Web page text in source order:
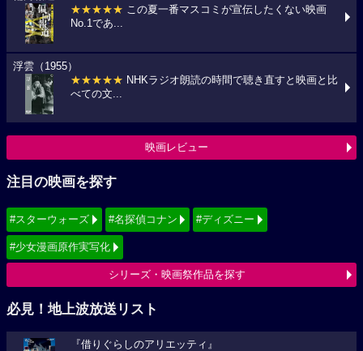
★★★★★ この夏一番マスコミが宣伝したくない映画
No.1であ...
浮雲（1955）
★★★★★ NHKラジオ朗読の時間で聴き直すと映画と比
べての文...
映画レビュー
注目の映画を探す
#スターウォーズ #名探偵コナン #ディズニー
#少女漫画原作実写化
シリーズ・映画祭作品を探す
必見！地上波放送リスト
『借りぐらしのアリエッティ』